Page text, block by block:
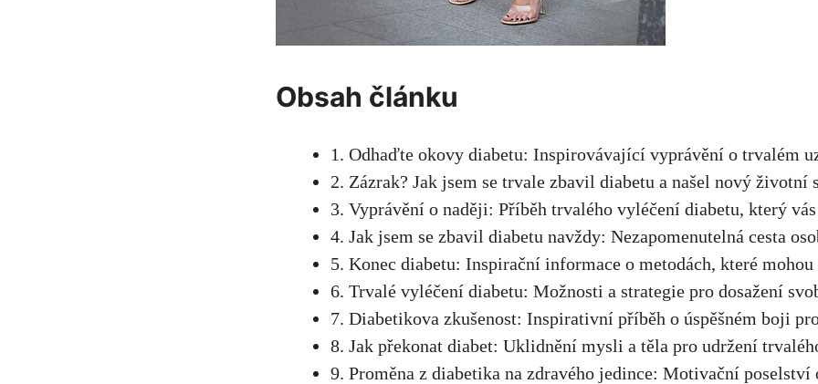
Obsah článku
1. Odhaďte okovy diabetu: Inspirovávající vyprávění o trvalém
2. Zázrak? Jak jsem se trvale zbavil diabetu a našel nový životní
3. Vyprávění o naději: Příběh trvalého vyléčení diabetu, který
4. Jak jsem se zbavil diabetu navždy: Nezapomenutelná cesta
5. Konec diabetu: Inspirační informace o metodách, které
6. Trvalé vyléčení diabetu: Možnosti a strategie pro dosažení
7. Diabetikova zkušenost: Inspirativní příběh o úspěšném boji
8. Jak překonat diabet: Uklidnění mysli a těla pro udržení
9. Proměna z diabetika na zdravého jedince: Motivační poselství